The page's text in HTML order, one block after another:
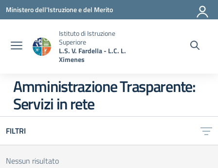
Vai ai contenuti
Vai al menu di navigazione
Vai al footer
Ministero dell'Istruzione e del Merito
Istituto di Istruzione
Superiore
L.S. V. Fardella - L.C. L.
Ximenes
Amministrazione Trasparente:
Servizi in rete
FILTRI
Nessun risultato